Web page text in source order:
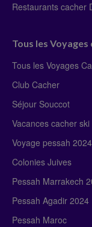
Restaurants cacher
Tous les Voyages
Tous les Voyages
Club Cacher
Séjour Souccot
Vacances cacher ski
Voyage pessah 2024
Colonies Juives
Pessah Marrakech
Pessah Agadir 2024
Pessah Maroc